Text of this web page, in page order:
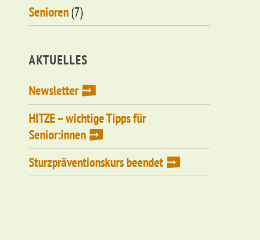
Senioren(7)
AKTUELLES
Newsletter
HITZE – wichtige Tipps für
Senior:innen
Sturzpräventionskurs beendet